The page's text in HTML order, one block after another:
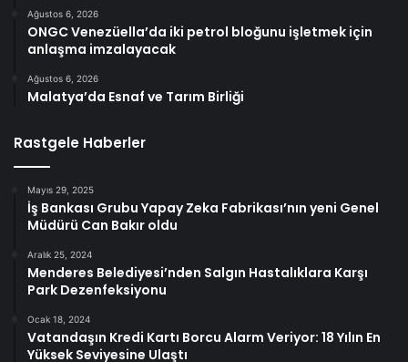
Ağustos 6, 2026
ONGC Venezüella’da iki petrol bloğunu işletmek için
anlaşma imzalayacak
Ağustos 6, 2026
Malatya’da Esnaf ve Tarım Birliği
Rastgele Haberler
Mayıs 29, 2025
İş Bankası Grubu Yapay Zeka Fabrikası’nın yeni Genel
Müdürü Can Bakır oldu
Aralık 25, 2024
Menderes Belediyesi’nden Salgın Hastalıklara Karşı
Park Dezenfeksiyonu
Ocak 18, 2024
Vatandaşın Kredi Kartı Borcu Alarm Veriyor: 18 Yılın En
Yüksek Seviyesine Ulaştı